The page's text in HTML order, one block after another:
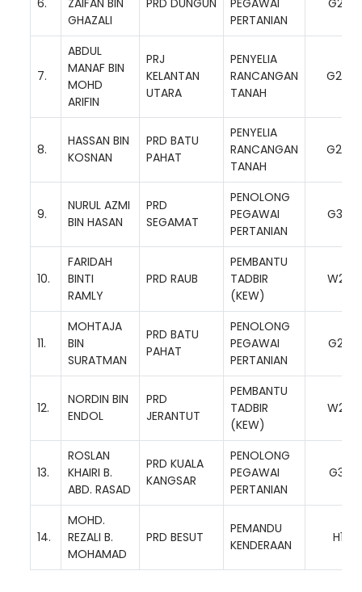
GHAZALI
PERTANIAN
7.
ABDUL
MANAF BIN
MOHD
ARIFIN
PRJ
KELANTAN
UTARA
PENYELIA
RANCANGAN
TANAH
G29
8.
HASSAN BIN
KOSNAN
PRD BATU
PAHAT
PENYELIA
RANCANGAN
TANAH
G29
9.
NURUL AZMI
BIN HASAN
PRD
SEGAMAT
PENOLONG
PEGAWAI
PERTANIAN
G32
10.
FARIDAH
BINTI
RAMLY
PRD RAUB
PEMBANTU
TADBIR
(KEW)
W22
11.
MOHTAJA
BIN
SURATMAN
PRD BATU
PAHAT
PENOLONG
PEGAWAI
PERTANIAN
G29
12.
NORDIN BIN
ENDOL
PRD
JERANTUT
PEMBANTU
TADBIR
(KEW)
W22
13.
ROSLAN
KHAIRI B.
ABD. RASAD
PRD KUALA
KANGSAR
PENOLONG
PEGAWAI
PERTANIAN
G32
14.
MOHD.
REZALI B.
MOHAMAD
PRD BESUT
PEMANDU
KENDERAAN
H11